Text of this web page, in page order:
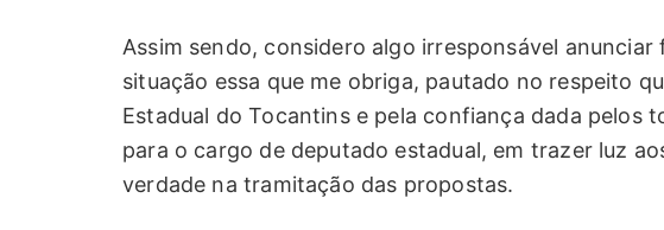
Assim sendo, considero algo irresponsável
situação essa que me obriga, pautado no respeito
Estadual do Tocantins e pela confiança dada pelos
para o cargo de deputado estadual, em trazer luz
verdade na tramitação das propostas.